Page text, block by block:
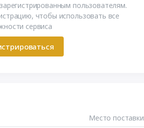
пользователям.
чтобы использовать все
сервиса
Место поставки